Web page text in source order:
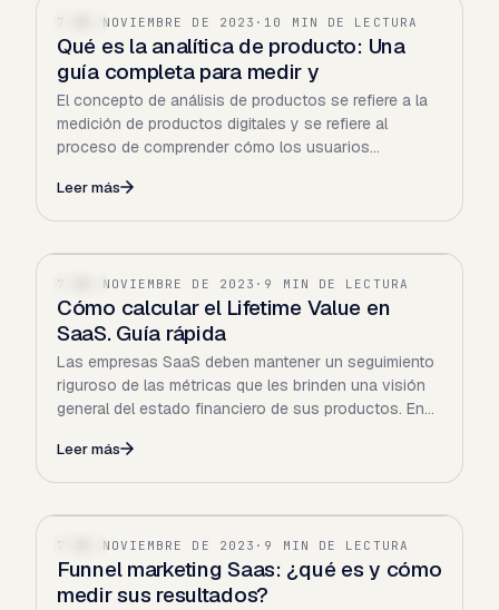
7 DE NOVIEMBRE DE 2023 · 10 MIN DE LECTURA
Qué es la analítica de producto: Una
guía completa para medir y
El concepto de análisis de productos se refiere a la
medición de productos digitales y se refiere al
proceso de comprender cómo los usuarios
Leer más
7 DE NOVIEMBRE DE 2023 · 9 MIN DE LECTURA
Cómo calcular el Lifetime Value en
SaaS. Guía rápida
Las empresas SaaS deben mantener un seguimiento
riguroso de las métricas que les brinden una visión
general del estado financiero de sus productos. En…
Leer más
7 DE NOVIEMBRE DE 2023 · 9 MIN DE LECTURA
Funnel marketing Saas: ¿qué es y cómo
medir sus resultados?